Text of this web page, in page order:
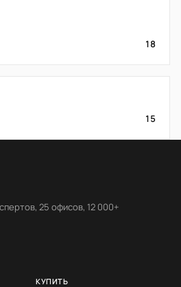
18
15
25 офисов, 12 000+
КУПИТЬ